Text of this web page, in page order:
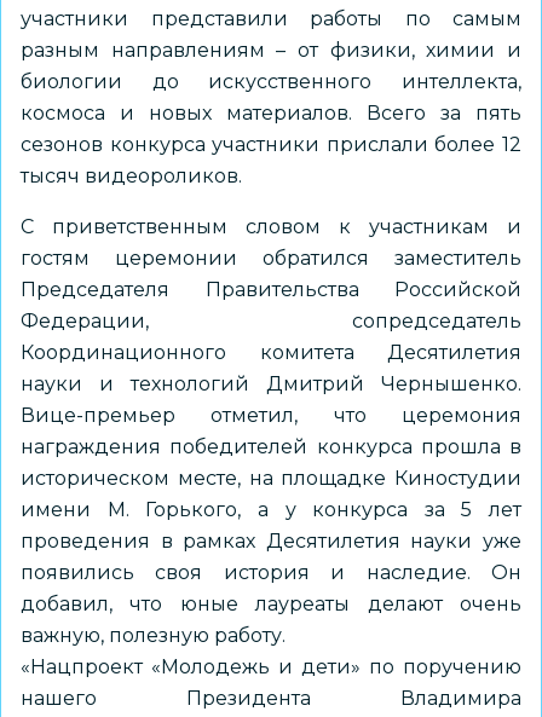
участники представили работы по самым
разным направлениям – от физики, химии и
биологии до искусственного интеллекта,
космоса и новых материалов. Всего за пять
сезонов конкурса участники прислали более 12
тысяч видеороликов.
С приветственным словом к участникам и
гостям церемонии обратился заместитель
Председателя Правительства Российской
Федерации, сопредседатель
Координационного комитета Десятилетия
науки и технологий Дмитрий Чернышенко.
Вице-премьер отметил, что церемония
награждения победителей конкурса прошла в
историческом месте, на площадке Киностудии
имени М. Горького, а у конкурса за 5 лет
проведения в рамках Десятилетия науки уже
появились своя история и наследие. Он
добавил, что юные лауреаты делают очень
важную, полезную работу.
«Нацпроект «Молодежь и дети» по поручению
нашего Президента Владимира